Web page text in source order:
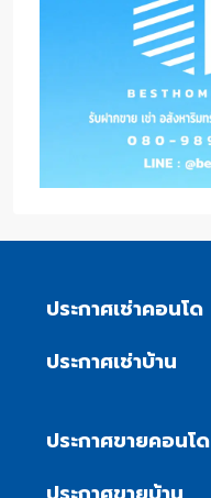
ประกาศเช่าคอนโด
ประกาศเช่าบ้าน
ประกาศขายคอนโด